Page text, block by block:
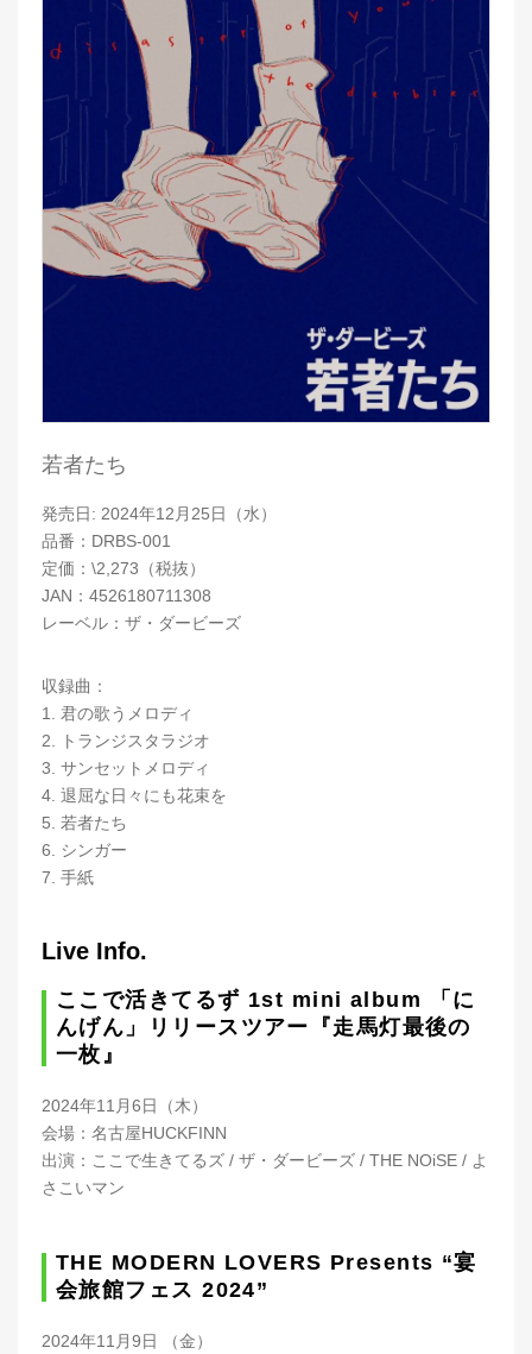
若者たち
発売日: 2024年12月25日（水）
品番：DRBS-001
定価：\2,273（税抜）
JAN：4526180711308
レーベル：ザ・ダービーズ
収録曲：
1. 君の歌うメロディ
2. トランジスタラジオ
3. サンセットメロディ
4. 退屈な日々にも花束を
5. 若者たち
6. シンガー
7. 手紙
Live Info.
ここで活きてるず 1st mini album 「に
んげん」リリースツアー『走馬灯最後の
一枚』
2024年11月6日（木）
会場：名古屋HUCKFINN
出演：ここで生きてるズ / ザ・ダービーズ / THE NOiSE / よ
さこいマン
THE MODERN LOVERS Presents “宴
会旅館フェス 2024”
2024年11月9日 （金）